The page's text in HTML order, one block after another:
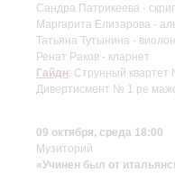
Сандра Патрикеева -
Маргарита Елизарова -
Татьяна Тутынина -
Ренат Раков - кларнет
Гайдн: Струнный
Дивертисмент № 1 ре
09 октября, среда 18:00
Музиторий
«Учинен был от